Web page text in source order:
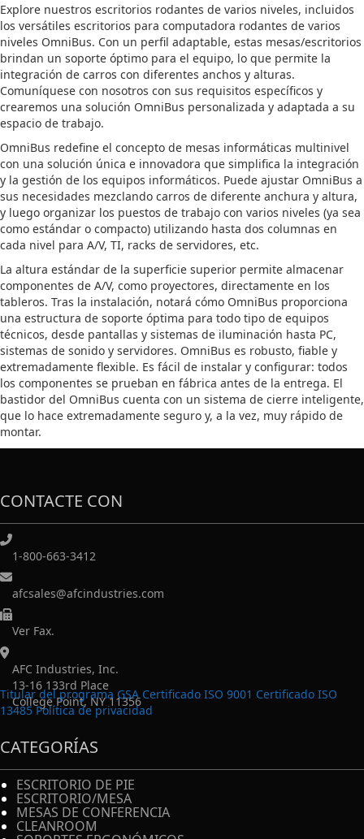
Explore nuestros escritorios rodantes de varios niveles, incluidos
los versátiles escritorios para computadora rodantes de varios
niveles OmniBus. Con un perfil adaptable, estas mesas/escritorios
brindan un soporte óptimo para el equipo, lo que permite la
integración de carros con diferentes anchos y alturas.
Comuníquese con nosotros con sus requisitos específicos y
crearemos una solución OmniBus personalizada y adaptada a su
espacio de trabajo.
OmniBus redefine el concepto de mesas informáticas multinivel
con una solución única e innovadora que simplifica la integración
y la gestión de los equipos informáticos. Puede ajustar OmniBus a
sus necesidades mezclando carros de diferente anchura y altura,
y luego organizar los puestos de trabajo con varios niveles (ya sea
como estándar o compacto) utilizando hasta dos columnas en
cada nivel para A/V, TI, racks de servidores, etc.
La altura estándar de la superficie superior permite almacenar
componentes de A/V, como proyectores, directamente en los
tableros. Tras la instalación, notará cómo OmniBus proporciona
una estructura de soporte óptima para todo tipo de equipos
técnicos, desde pantallas y sistemas de iluminación hasta PC,
sistemas de sonido y servidores. OmniBus es robusto, fiable y
extremadamente flexible. Es fácil de instalar y configurar: todos
los componentes se prueban en fábrica antes de la entrega. El
bastidor del OmniBus cuenta con un sistema de cierre inteligente,
que lo hace extremadamente seguro y, a la vez, muy rápido de
montar.
CONTACTE CON
1-800-663-3412
afcsales@afcindustries.com
https://afcindustries.com/contact/#:~:text=Fax
Ver Fax.
AFC Industries, Inc.
13-16 133rd Place
College Point, NY 11356
Titular del programa GSA Certificado ISO 9001 Certificado ISO
13485Política de privacidad
CATEGORÍAS
ESCRITORIO DE PIE
ESCRITORIO/MESA
MESAS DE CONFERENCIA
CLEANROOM